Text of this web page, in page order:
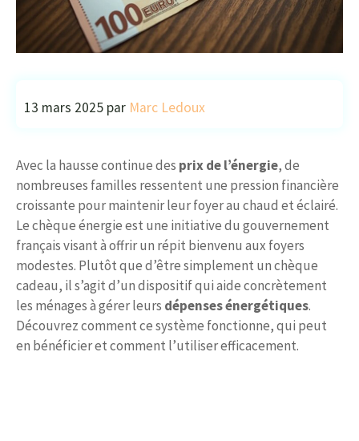
13 mars 2025 par Marc Ledoux
Avec la hausse continue des prix de l’énergie, de
nombreuses familles ressentent une pression financière
croissante pour maintenir leur foyer au chaud et éclairé.
Le chèque énergie est une initiative du gouvernement
français visant à offrir un répit bienvenu aux foyers
modestes. Plutôt que d’être simplement un chèque
cadeau, il s’agit d’un dispositif qui aide concrètement
les ménages à gérer leurs dépenses énergétiques.
Découvrez comment ce système fonctionne, qui peut
en bénéficier et comment l’utiliser efficacement.